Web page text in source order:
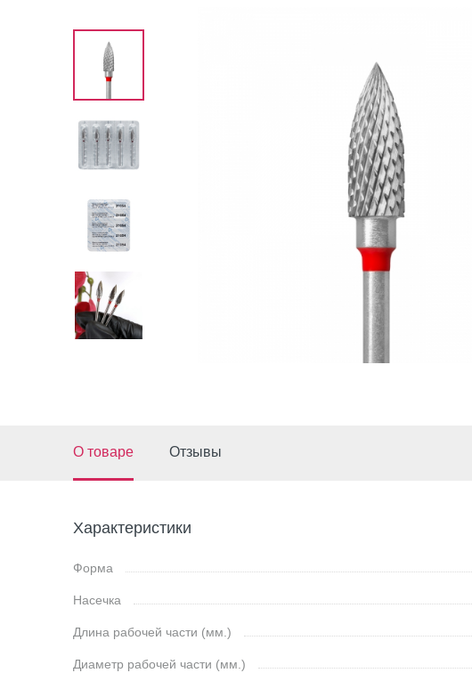
О товаре Отзывы
Характеристики
Форма
Насечка
Длина рабочей части (мм.)
Диаметр рабочей части (мм.)